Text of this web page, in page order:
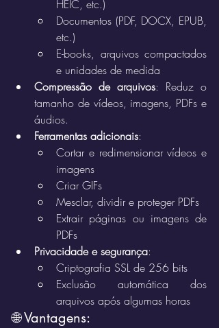
HEIC, etc.)
Documentos (PDF, DOCX, EPUB,
etc.)
E-books, arquivos compactados
e unidades de medida
Compressão de arquivos: Reduz o
tamanho de vídeos, imagens, PDFs e
áudios.
Ferramentas adicionais:
Cortar e redimensionar vídeos e
imagens
Criar GIFs
Mesclar, dividir e proteger PDFs
Extrair páginas ou imagens de
PDFs
Privacidade e segurança:
Criptografia SSL de 256 bits
Exclusão automática dos
arquivos após algumas horas
🌐 Vantagens: